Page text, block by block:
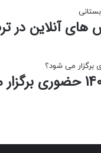
های آنلاین در